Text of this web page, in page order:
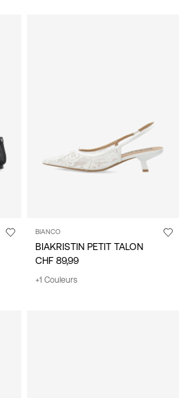
BIANCO
BIAKRISTIN PETIT TALON
CHF 89,99
+1 Couleurs